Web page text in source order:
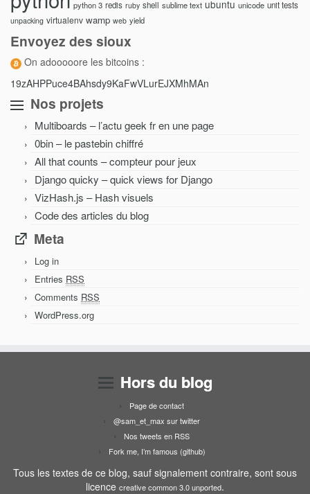
python 3 redis ruby shell sublime text ubuntu unicode unit tests
unpacking virtualenv wamp web yield
Envoyez des sioux
On adooooore les bitcoins :
19zAHPPuce4BAhsdy9KaFwVLurEJXMhMAn
Nos projets
Multiboards – l’actu geek fr en une page
0bin – le pastebin chiffré
All that counts – compteur pour jeux
Django quicky – quick views for Django
VizHash.js – Hash visuels
Code des articles du blog
Meta
Log in
Entries RSS
Comments RSS
WordPress.org
Hors du blog
Page de contact
@sam_et_max sur twitter
Nos tweets en RSS
Fork me, I’m famous (github)
Tous les textes de ce blog, sauf signalement contraire, sont sous
licence creative common 3.0 unported.